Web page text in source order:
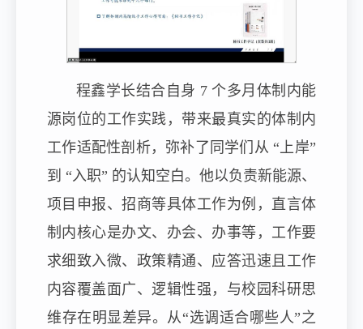
程鑫学长结合自身 7 个多月体制内能
源岗位的工作实践，带来最真实的体制内
工作适配性剖析，弥补了同学们从 “上岸”
到 “入职” 的认知空白。他以负责新能源、
项目申报、招商等具体工作为例，直言体
制内核心是办文、办会、办事等，工作要
求细致入微、政策精通、应答迅速且工作
内容覆盖面广、逻辑性强，与校园科研思
维存在明显差异。从“选调适合哪些人”之